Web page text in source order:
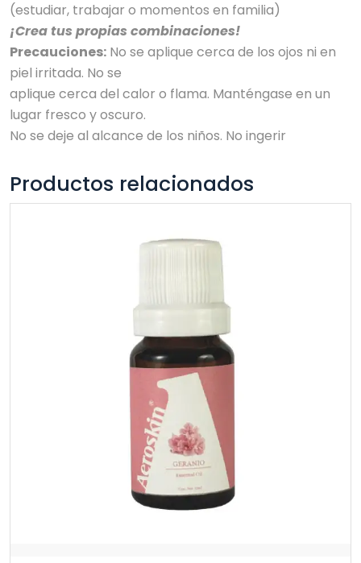
(estudiar, trabajar o momentos en familia)
¡Crea tus propias combinaciones!
Precauciones: No se aplique cerca de los ojos ni en
piel irritada. No se
aplique cerca del calor o flama. Manténgase en un
lugar fresco y oscuro.
No se deje al alcance de los niños. No ingerir
Productos relacionados